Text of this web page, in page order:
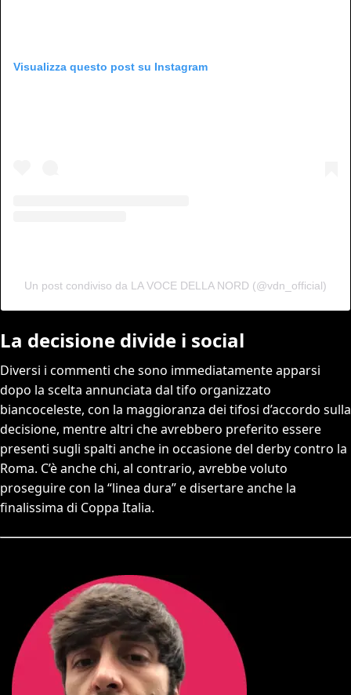
Visualizza questo post su Instagram
Un post condiviso da LA VOCE DELLA NORD (@vdn_official)
La decisione divide i social
Diversi i commenti che sono immediatamente apparsi
dopo la scelta annunciata dal tifo organizzato
biancoceleste, con la maggioranza dei tifosi d’accordo sulla
decisione, mentre altri che avrebbero preferito essere
presenti sugli spalti anche in occasione del derby contro la
Roma. C’è anche chi, al contrario, avrebbe voluto
proseguire con la “linea dura” e disertare anche la
finalissima di Coppa Italia.